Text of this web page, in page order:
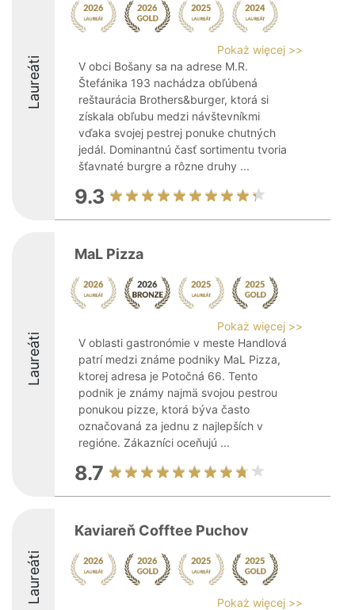
Laureáti
Pokaż więcej >>
V obci Bošany sa na adrese M.R.
Štefánika 193 nachádza obľúbená
reštaurácia Brothers&burger, ktorá si
získala obľubu medzi návštevníkmi
vďaka svojej pestrej ponuke chutných
jedál. Dominantnú časť sortimentu tvoria
šťavnaté burgre a rôzne druhy ...
9.3
Laureáti
MaL Pizza
Pokaż więcej >>
V oblasti gastronómie v meste Handlová
patrí medzi známe podniky MaL Pizza,
ktorej adresa je Potočná 66. Tento
podnik je známy najmä svojou pestrou
ponukou pizze, ktorá býva často
označovaná za jednu z najlepších v
regióne. Zákazníci oceňujú ...
8.7
Laureáti
Kaviareň Cofftee Puchov
Pokaż więcej >>